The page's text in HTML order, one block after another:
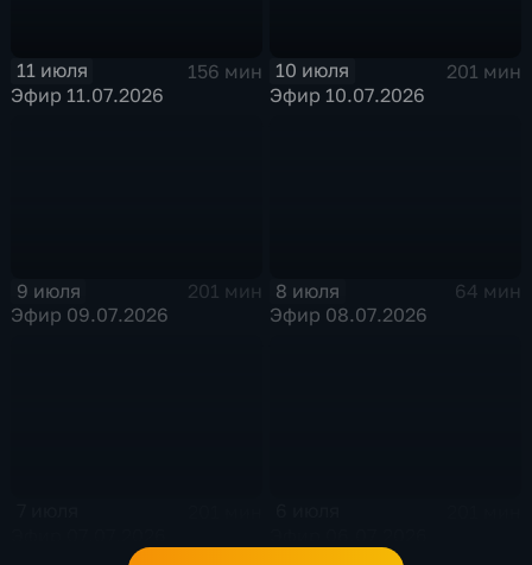
11 июля
156 мин
Эфир 11.07.2026
10 июля
201 мин
Эфир 10.07.2026
9 июля
201 мин
Эфир 09.07.2026
8 июля
64 мин
Эфир 08.07.2026